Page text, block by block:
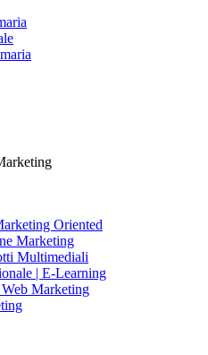
Oriented
Marketing
Multimediali
| E-Learning
Marketing